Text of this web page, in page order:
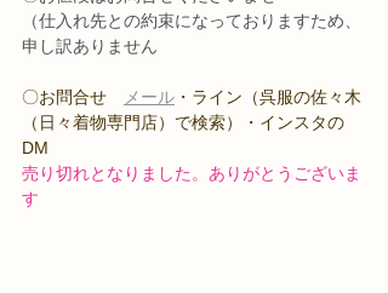
（仕入れ先との約束になっておりますため、
申し訳ありません
〇お問合せ メール ・ライン（呉服の佐々木
（日々着物専門店）で検索）・インスタの
DM
売り切れとなりました。ありがとうございま
す